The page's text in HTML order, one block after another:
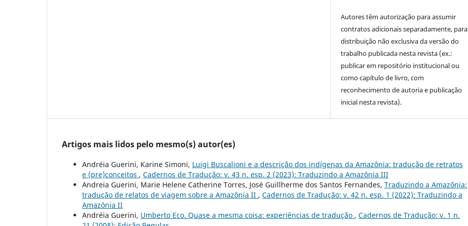
Autores têm autorização para assumir
contratos adicionais separadamente, para
distribuição não exclusiva da versão do
trabalho publicada nesta revista (ex.:
publicar em repositório institucional ou
como capítulo de livro, com
reconhecimento de autoria e publicação
inicial nesta revista).
Artigos mais lidos pelo mesmo(s) autor(es)
Andréia Guerini, Karine Simoni, Luigi Buscalioni e a descrição dos indígenas da Amazônia: tradução de retratos
e (pre)conceitos , Cadernos de Tradução: v. 43 n. esp. 2 (2023): Traduzindo a Amazônia III
Andreia Guerini, Marie Helene Catherine Torres, José Guillherme dos Santos Fernandes, Traduzindo a Amazônia:
tradução de relatos de viagem sobre a Amazônia II , Cadernos de Tradução: v. 42 n. esp. 1 (2022): Traduzindo a
Amazônia II
Andréia Guerini, Umberto Eco. Quase a mesma coisa: experiências de tradução , Cadernos de Tradução: v. 1 n.